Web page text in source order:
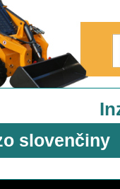
slovenčiny